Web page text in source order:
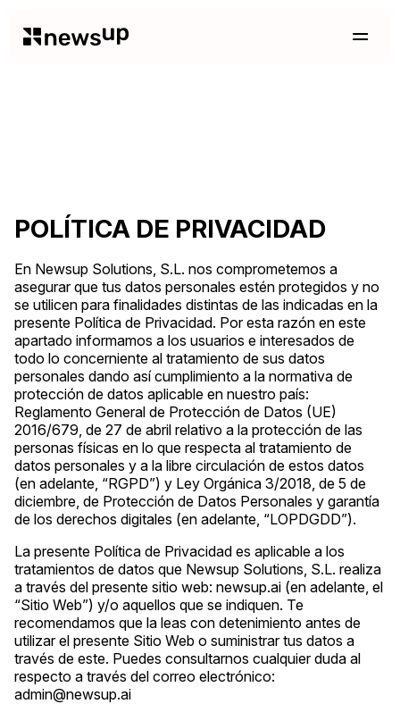
POLÍTICA DE PRIVACIDAD
En Newsup Solutions, S.L. nos comprometemos a
asegurar que tus datos personales estén protegidos y no
se utilicen para finalidades distintas de las indicadas en la
presente Política de Privacidad. Por esta razón en este
apartado informamos a los usuarios e interesados de
todo lo concerniente al tratamiento de sus datos
personales dando así cumplimiento a la normativa de
protección de datos aplicable en nuestro país:
Reglamento General de Protección de Datos (UE)
2016/679, de 27 de abril relativo a la protección de las
personas físicas en lo que respecta al tratamiento de
datos personales y a la libre circulación de estos datos
(en adelante, “RGPD”) y Ley Orgánica 3/2018, de 5 de
diciembre, de Protección de Datos Personales y garantía
de los derechos digitales (en adelante, “LOPDGDD”).
La presente Política de Privacidad es aplicable a los
tratamientos de datos que Newsup Solutions, S.L. realiza
a través del presente sitio web: newsup.ai (en adelante, el
“Sitio Web”) y/o aquellos que se indiquen. Te
recomendamos que la leas con detenimiento antes de
utilizar el presente Sitio Web o suministrar tus datos a
través de este. Puedes consultarnos cualquier duda al
respecto a través del correo electrónico:
admin@newsup.ai